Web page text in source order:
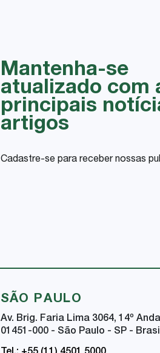
Mantenha-se
atualizado com
principais
artigos
Cadastre-se para receber nossas
SÃO PAULO
Av. Brig. Faria Lima 3064, 14º
01451-000 - São Paulo - SP -